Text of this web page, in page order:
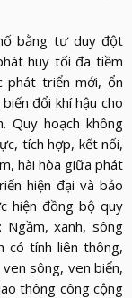
bằng tư duy đột
huy tối đa tiềm
phát triển mới, ổn
đổi khí hậu cho
Quy hoạch không
tích hợp, kết nối,
hài hòa giữa phát
hiện đại và bảo
hiện đồng bộ quy
Ngầm, xanh, sông
có tính liên thông,
sông, ven biển,
thông công cộng